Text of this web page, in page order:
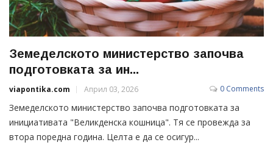
Земеделското министерство започва
подготовката за ин...
viapontika.com Април 03, 2026 0 Comments
Земеделското министерство започва подготовката за
инициативата "Великденска кошница". Тя се провежда за
втора поредна година. Целта е да се осигур...